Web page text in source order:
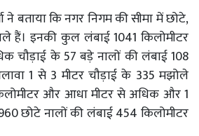
ने बताया कि नगर निगम की सीमा में छोटे,
हैं। इनकी कुल लंबाई 1041 किलोमीटर
चौड़ाई के 57 बड़े नालों की लंबाई 108
1 से 3 मीटर चौड़ाई के 335 मझोले
और आधा मीटर से अधिक और 1
छोटे नालों की लंबाई 454 किलोमीटर